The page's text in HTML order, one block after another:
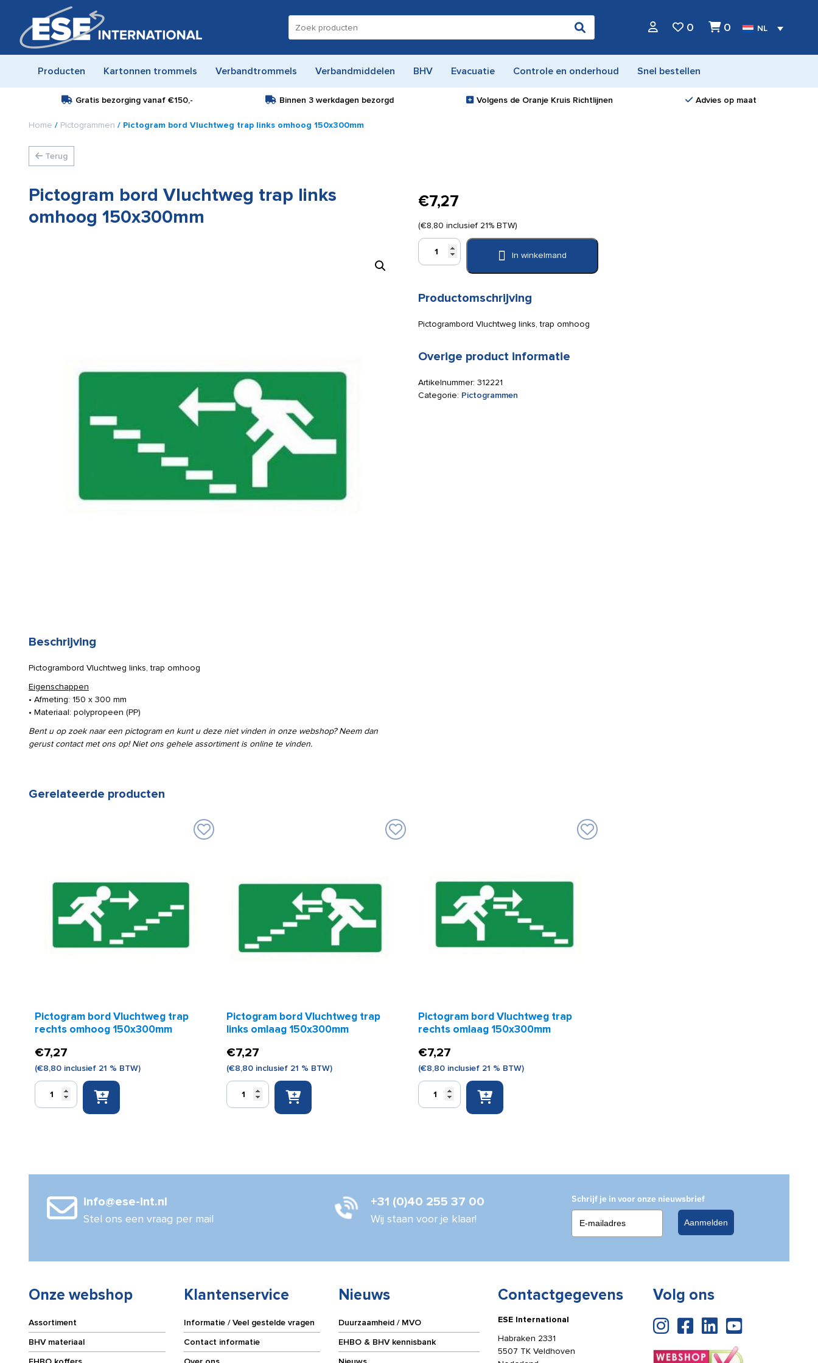
naar:
0 0 NL
Producten Kartonnen trommels Verbandtrommels Verbandmiddelen BHV Evacuatie Controle en onderhoud Snel bestellen
Gratis bezorging vanaf€150,- Binnen 3 werkdagen bezorgd Volgens de Oranje Kruis Richtlijnen Advies op maat
Home / Pictogrammen / Pictogram bord Vluchtweg trap links omhoog 150x300mm
Terug
Pictogram bord Vluchtweg trap links
omhoog 150x300mm
Beschrijving
Pictogrambord Vluchtweg links, trap omhoog
Eigenschappen
• Afmeting: 150 x 300 mm
• Materiaal: polypropeen (PP)
Bent u op zoek naar een pictogram en kunt u deze niet vinden in onze webshop? Neem dan
gerust contact met ons op! Niet ons gehele assortiment is online te vinden.
€7,27
(€8,80 inclusief 21% BTW)
Pictogram
links
150x300mm
In winkelmand
Productomschrijving
Pictogrambord Vluchtweg links, trap omhoog
Overige product informatie
Artikelnummer: 312221
Categorie: Pictogrammen
Gerelateerde producten
Pictogram bord Vluchtweg trap
rechts omhoog 150x300mm
€7,27
(€8,80 inclusief 21 % BTW)
Pictogram
aantal
Pictogram bord Vluchtweg trap
links omlaag 150x300mm
€7,27
(€8,80 inclusief 21 % BTW)
Pictogram
aantal
Pictogram bord Vluchtweg trap
rechts omlaag 150x300mm
€7,27
(€8,80 inclusief 21 % BTW)
Pictogram
aantal
info@ese-int.nl
Stel ons een vraag per mail
+31 (0)40 255 37 00
Wij staan voor je klaar!
Schrijf je in voor onze nieuwsbrief
Aanmelden
Onze webshop
Assortiment
BHV materiaal
Klantenservice
Informatie / Veel gestelde vragen
Contact informatie
Nieuws
Duurzaamheid / MVO
EHBO & BHV kennisbank
Contactgegevens
ESE International
Habraken 2331
5507 TK Veldhoven
Volg ons